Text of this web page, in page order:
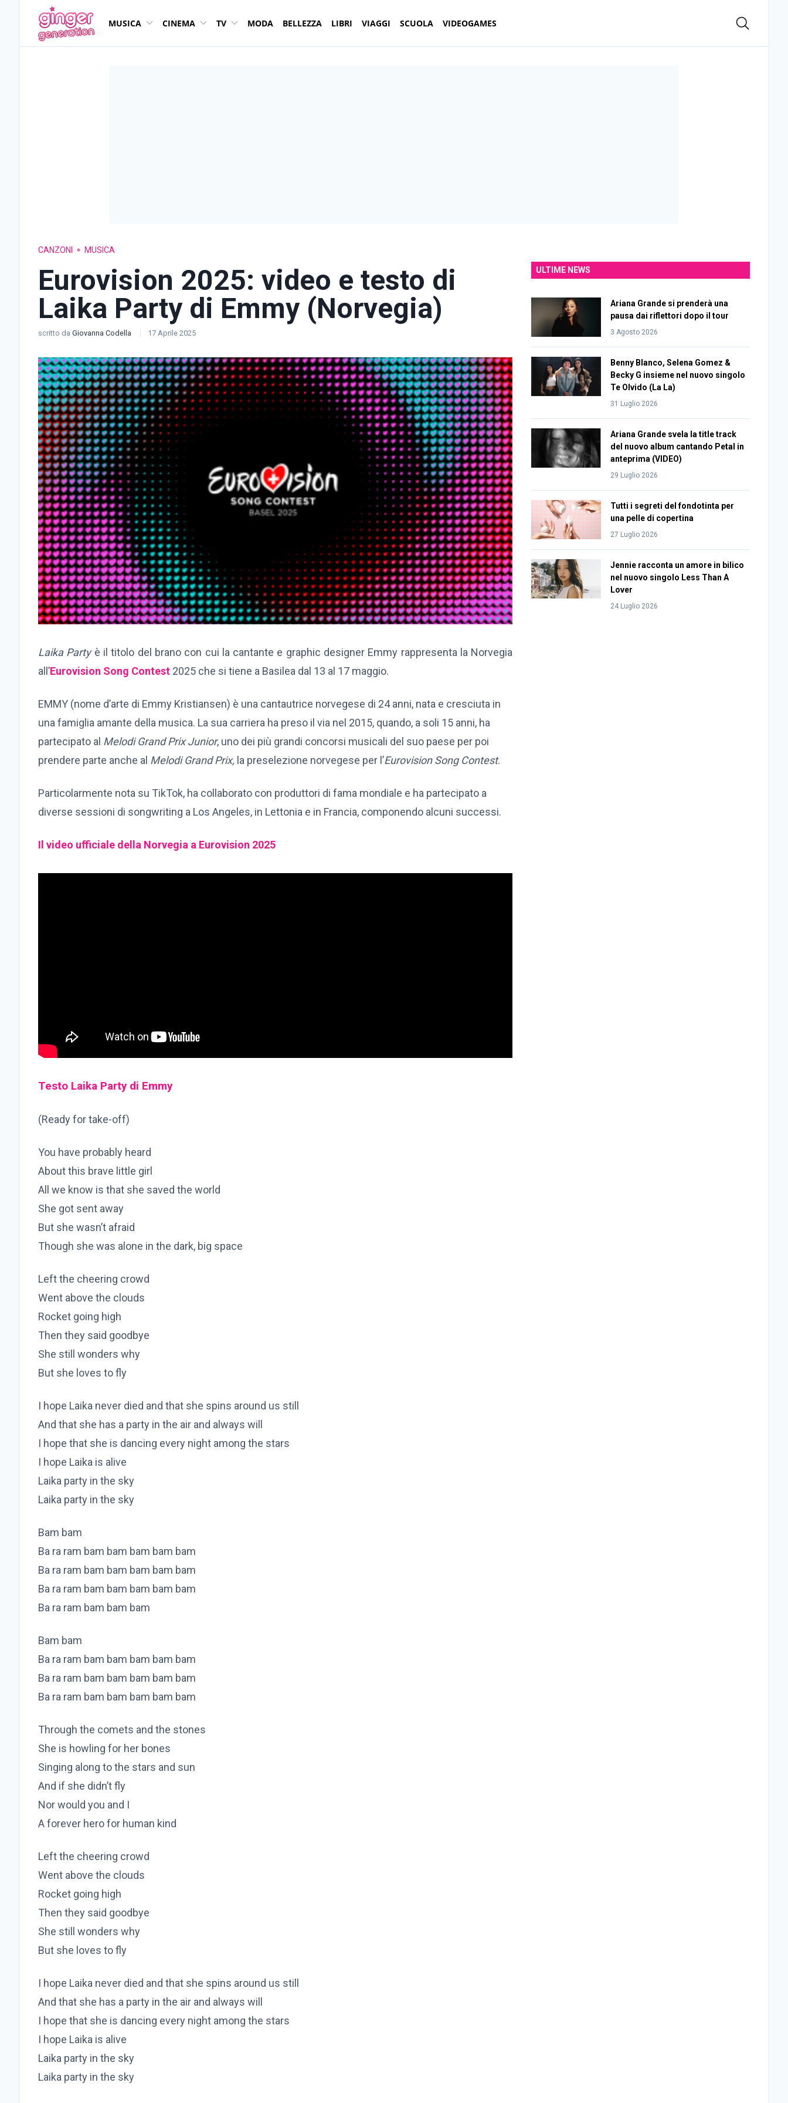
MUSICA CINEMA TV MODA BELLEZZA LIBRI VIAGGI SCUOLA VIDEOGAMES
CANZONI MUSICA
Eurovision 2025: video e testo di
Laika Party di Emmy (Norvegia)
scritto da Giovanna Codella 17 Aprile 2025
Laika Partyè il titolo del brano con cui la cantante e graphic designer Emmy rappresenta la Norvegia
all’Eurovision Song Contest 2025 che si tiene a Basilea dal 13 al 17 maggio.
EMMY (nome d’arte di Emmy Kristiansen) è una cantautrice norvegese di 24 anni, nata e cresciuta in
una famiglia amante della musica. La sua carriera ha preso il via nel 2015, quando, a soli 15 anni, ha
partecipato al Melodi Grand Prix Junior, uno dei più grandi concorsi musicali del suo paese per poi
prendere parte anche al Melodi Grand Prix, la preselezione norvegese per l’Eurovision Song Contest.
Particolarmente nota su TikTok, ha collaborato con produttori di fama mondiale e ha partecipato a
diverse sessioni di songwriting a Los Angeles, in Lettonia e in Francia, componendo alcuni successi.
Il video ufficiale della Norvegia a Eurovision 2025
Testo Laika Party di Emmy
(Ready for take-off)
You have probably heard
About this brave little girl
All we know is that she saved the world
She got sent away
But she wasn’t afraid
Though she was alone in the dark, big space
Left the cheering crowd
Went above the clouds
Rocket going high
Then they said goodbye
She still wonders why
But she loves to fly
I hope Laika never died and that she spins around us still
And that she has a party in the air and always will
I hope that she is dancing every night among the stars
I hope Laika is alive
Laika party in the sky
Laika party in the sky
Bam bam
Ba ra ram bam bam bam bam bam
Ba ra ram bam bam bam bam bam
Ba ra ram bam bam bam bam bam
Ba ra ram bam bam bam
Bam bam
Ba ra ram bam bam bam bam bam
Ba ra ram bam bam bam bam bam
Ba ra ram bam bam bam bam bam
Through the comets and the stones
She is howling for her bones
Singing along to the stars and sun
And if she didn’t fly
Nor would you and I
A forever hero for human kind
Left the cheering crowd
Went above the clouds
Rocket going high
Then they said goodbye
She still wonders why
But she loves to fly
I hope Laika never died and that she spins around us still
And that she has a party in the air and always will
I hope that she is dancing every night among the stars
I hope Laika is alive
Laika party in the sky
Laika party in the sky
ULTIME NEWS
Ariana Grande si prenderà una
pausa dai riflettori dopo il tour
3 Agosto 2026
Benny Blanco, Selena Gomez &
Becky G insieme nel nuovo singolo
Te Olvido (La La)
31 Luglio 2026
Ariana Grande svela la title track
del nuovo album cantando Petal in
anteprima (VIDEO)
29 Luglio 2026
Tutti i segreti del fondotinta per
una pelle di copertina
27 Luglio 2026
Jennie racconta un amore in bilico
nel nuovo singolo Less Than A
Lover
24 Luglio 2026